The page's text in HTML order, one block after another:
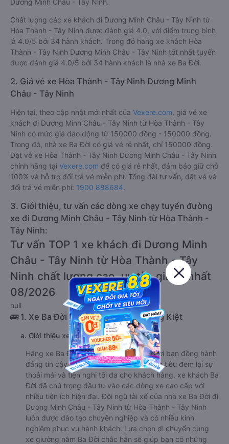
Dương Minh Châu - Tây Ninh.
Chất lượng các xe khách đi Dương Minh Châu - Tây Ninh từ
Hòa Thành - Tây Ninh được đánh giá 4.0, với điểm trung bình
là 4.0/5 bởi 34 hành khách. Trong đó hãng xe khách Hòa
Thành - Tây Ninh Dương Minh Châu - Tây Ninh tốt nhất tuyến
được đánh giá 4.0/5 bởi 34 hành khách là nhà xe Ba Đời.
2. Giá vé xe Hòa Thành - Tây Ninh Dương Minh
Châu - Tây Ninh
Hiện tại, theo cập nhật mới nhất của Vexere.com , giá vé xe
khách đi Dương Minh Châu - Tây Ninh từ Hòa Thành - Tây
Ninh có mức giá dao động từ 150000 đồng - 150000 đồng.
Trong đó, nhà xe Ba Đời có giá vé rẻ nhất, chỉ 150000 đồng.
Đặt vé xe Hòa Thành - Tây Ninh Dương Minh Châu - Tây Ninh
chính hãng tại Vexere.com để có giá rẻ nhất, đảm bảo giữ chỗ
100% và hỗ trợ đổi trả vé miễn phí. Tổng đài tư vấn, đặt vé và
đổi trả vé miễn phí: 1900 888684.
3. Giới thiệu, tư vấn các dòng xe chạy tuyến đường
xe đi Dương Minh Châu - Tây Ninh từ Hòa Thành -
Tây Ninh:
Tư vấn TOP 1 xe khách đi Dương Minh
Châu - Tây Ninh từ Hòa Thành - Tây
Ninh chất lượng cao, uy tín, giá rẻ nhất
08/2026
null
🚌 1. Xe Ba Đời khởi hành tại Lý Thường Kiệt
a. Giới thiệu xe Ba Đời
Hãng xe Ba Đời là một trong những người bạn đồng hành
đáng tin cậy với nhiều du khách. Với mục tiêu đem lại sự
thoải mái và tiện nghi tối đa cho khách hàng, xe khách Ba
Đời đã chú trọng đầu tư vào các dòng xe cao cấp với
nhiều tiện ích hiện đại. Đội ngũ tài xế của nhà xe Ba Đời đi
Dương Minh Châu - Tây Ninh từ Hòa Thành - Tây Ninh
luôn được đào tạo chuyên nghiệp và có nhiều kinh
nghiệm phục vụ hành khách. Lựa chọn di chuyển cùng
xe giường nằm Ba Đời chắc hẳn sẽ giúp bạn có những